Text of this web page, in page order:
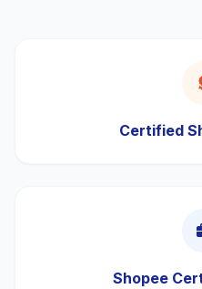
Certified
Shopee